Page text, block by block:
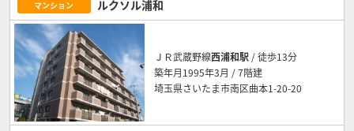
マンション ルクソル浦和
ＪＲ武蔵野線西浦和駅 / 徒歩13分
築年月1995年3月 / 7階建
埼玉県さいたま市南区曲本1-20-20